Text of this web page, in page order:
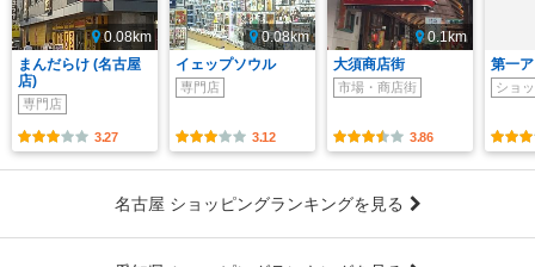
0.08km
まんだらけ (名古屋
店)
専門店
3.27
0.08km
イェップソウル
専門店
3.12
0.1km
大須商店街
市場・商店街
3.86
第一
ショ
名古屋 ショッピングランキングを見る